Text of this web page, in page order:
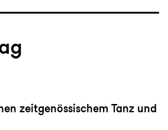
zeitgenössischem Tanz und